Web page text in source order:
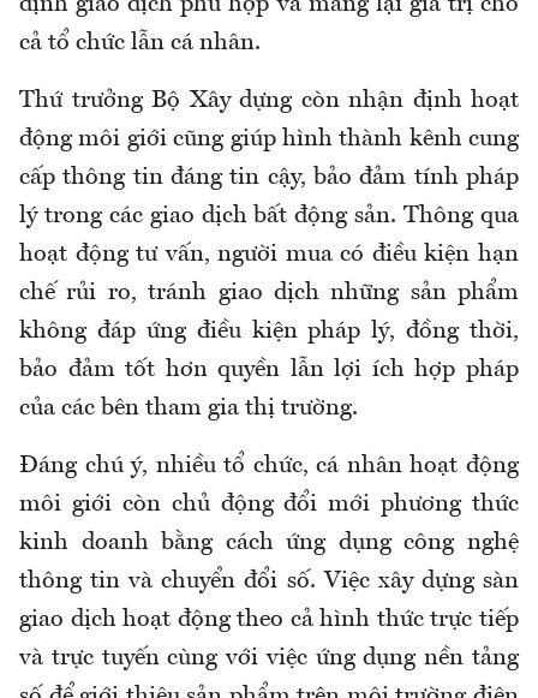
định giao dịch phù hợp và mang lại giá trị cho
cả tổ chức lẫn cá nhân.
Thứ trưởng Bộ Xây dựng còn nhận định hoạt
động môi giới cũng giúp hình thành kênh cung
cấp thông tin đáng tin cậy, bảo đảm tính pháp
lý trong các giao dịch bất động sản. Thông qua
hoạt động tư vấn, người mua có điều kiện hạn
chế rủi ro, tránh giao dịch những sản phẩm
không đáp ứng điều kiện pháp lý, đồng thời,
bảo đảm tốt hơn quyền lẫn lợi ích hợp pháp
của các bên tham gia thị trường.
Đáng chú ý, nhiều tổ chức, cá nhân hoạt động
môi giới còn chủ động đổi mới phương thức
kinh doanh bằng cách ứng dụng công nghệ
thông tin và chuyển đổi số. Việc xây dựng sàn
giao dịch hoạt động theo cả hình thức trực tiếp
và trực tuyến cùng với việc ứng dụng nền tảng